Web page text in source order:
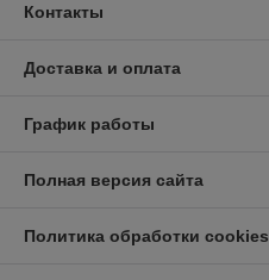
Контакты
Доставка и оплата
График работы
Полная версия сайта
Политика обработки cookies